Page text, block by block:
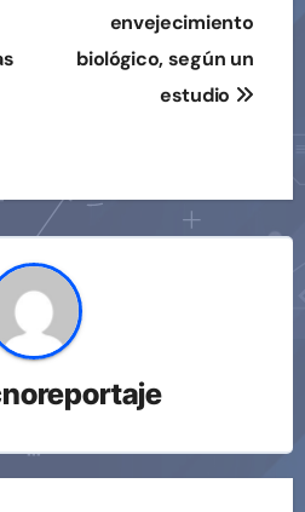
envejecimiento
biológico, según un
estudio